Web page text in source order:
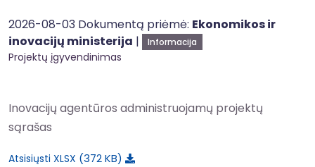
2026-08-03 Dokumentą priėmė: Ekonomikos ir
inovacijų ministerija | Informacija
Projektų įgyvendinimas
Inovacijų agentūros administruojamų projektų
sąrašas
Atsisiųsti XLSX 372 KB